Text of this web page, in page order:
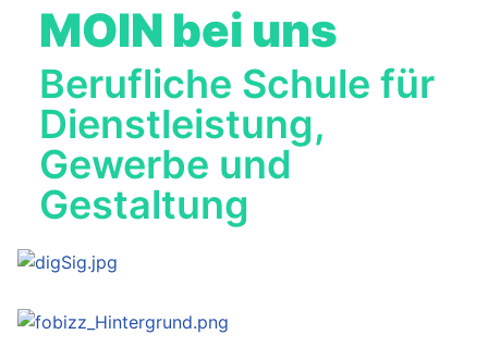
MOIN bei uns
Berufliche Schule für
Dienstleistung,
Gewerbe und
Gestaltung